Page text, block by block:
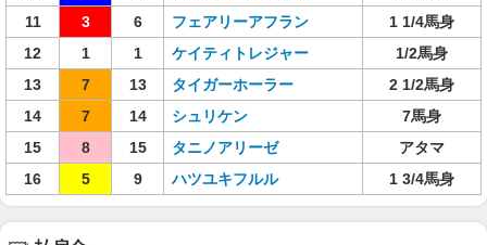
11
3 6 フェアリーアフラン
1 1/4馬身
12
1 1 ケイティトレジャー
1/2馬身
13
7 13 タイガーホーラー
2 1/2馬身
14
7 14 シュリケン
7馬身
15
8 15 タニノアリーゼ
アタマ
16
5 9 ハツユキフルル 1 3/4馬身